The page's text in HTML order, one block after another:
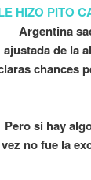
HIZO PITO
Argentina
ajustada de la
chances
Pero si hay
vez no fue la